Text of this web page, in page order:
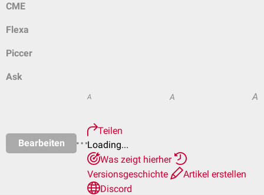
CME
Flexa
Piccer
Ask
Bearbeiten
A A A
Teilen
Loading...
Was zeigt hierher
Versionsgeschichte
Artikel erstellen
Discord